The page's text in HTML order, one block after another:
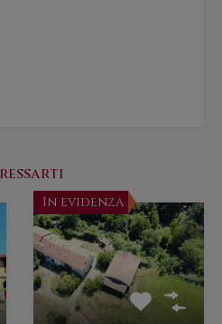
In evidenza